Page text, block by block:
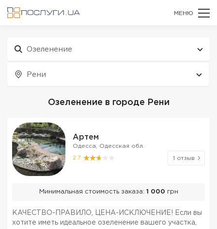
МЕНЮ
Озеленение
Рени
Озеленение в городе Рени
Артем
Одесса, Одесская обл.
2.7 1 отзыв
Минимальная стоимость заказа: 1 000 грн
КАЧЕСТВО-ПРАВИЛО, ЦЕНА-ИСКЛЮЧЕНИЕ! Если вы
хотите иметь идеальное озеленение вашего участка,